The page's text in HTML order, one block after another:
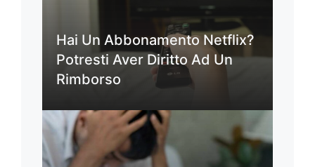
Hai Un Abbonamento Netflix?
Potresti Aver Diritto Ad Un
Rimborso